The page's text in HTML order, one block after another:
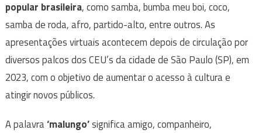
popular brasileira, como samba, bumba meu boi, coco,
samba de roda, afro, partido-alto, entre outros. As
apresentações virtuais acontecem depois de circulação por
diversos palcos dos CEU’s da cidade de São Paulo (SP), em
2023, com o objetivo de aumentar o acesso à cultura e
atingir novos públicos.
A palavra‘malungo’significa amigo, companheiro,